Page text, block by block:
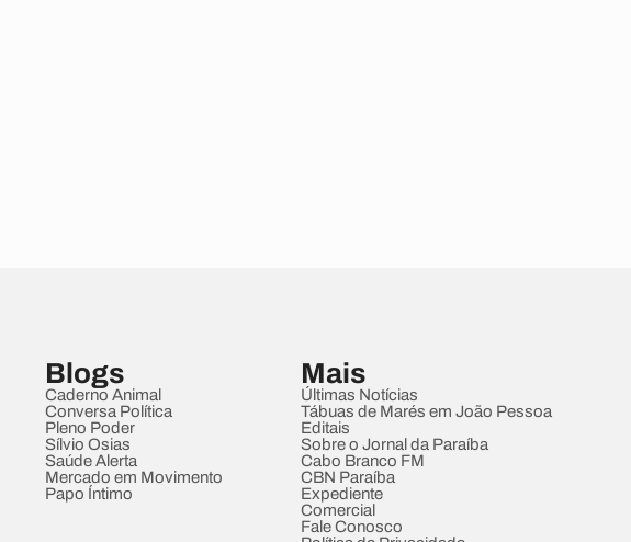
Blogs
Caderno Animal
Conversa Política
Pleno Poder
Sílvio Osias
Saúde Alerta
Mercado em Movimento
Papo Íntimo
Mais
Últimas Notícias
Tábuas de Marés em João Pessoa
Editais
Sobre o Jornal da Paraíba
Cabo Branco FM
CBN Paraíba
Expediente
Comercial
Fale Conosco